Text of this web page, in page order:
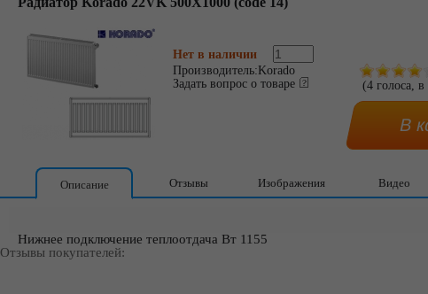
Нет в наличии
Производитель:Korado
Задать вопрос о товаре
(4 голоса, в
Описание Отзывы Изображения Видео
Нижнее подключение теплоотдача Вт 1155
Отзывы покупателей: